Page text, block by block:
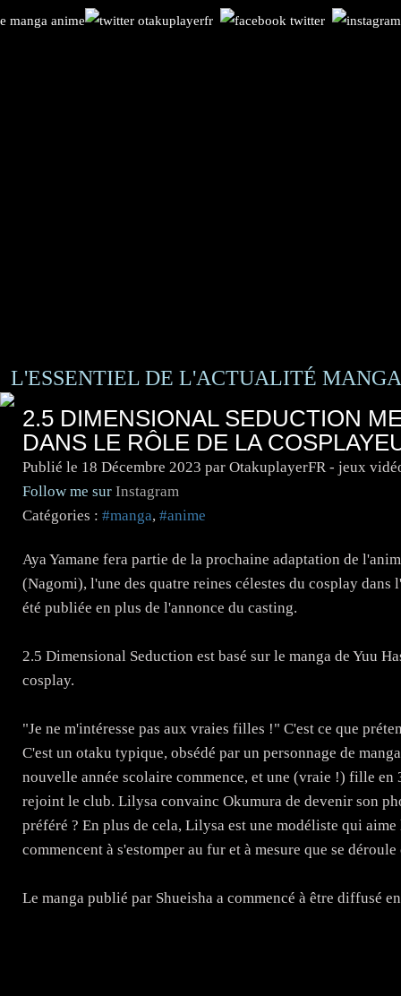
L'ESSENTIEL DE L'ACTUALITÉ
2.5 DIMENSIONAL SEDUCTION
DANS LE RÔLE DE LA
Publié le 18 Décembre 2023 par OtakuplayerFR - jeux
Follow me sur Instagram
Catégories : #manga, #anime
Aya Yamane fera partie de la prochaine adaptation de
(Nagomi), l'une des quatre reines célestes du cosplay
été publiée en plus de l'annonce du casting.
2.5 Dimensional Seduction est basé sur le manga de Yuu
cosplay.
"Je ne m'intéresse pas aux vraies filles !" C'est ce que
C'est un otaku typique, obsédé par un personnage de
nouvelle année scolaire commence, et une (vraie !) fille
rejoint le club. Lilysa convainc Okumura de devenir son
préféré ? En plus de cela, Lilysa est une modéliste qui
commencent à s'estomper au fur et à mesure que se
Le manga publié par Shueisha a commencé à être diffusé